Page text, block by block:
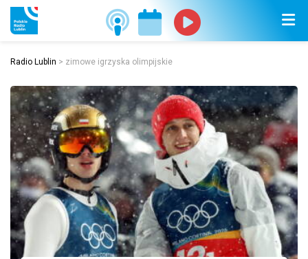
Radio Lublin > zimowe igrzyska olimpijskie